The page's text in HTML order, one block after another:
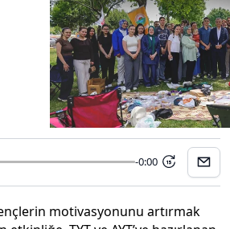
-0:00 15
motivasyonunu artırmak